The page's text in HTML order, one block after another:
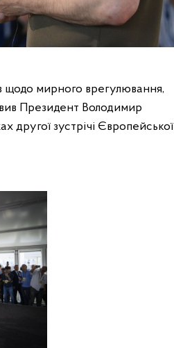
щодо мирного врегулювання,
Президент Володимир
другої зустрічі Європейської